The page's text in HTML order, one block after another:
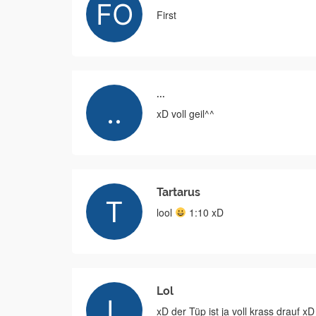
First
...
xD voll geil^^
Tartarus
lool 1:10 xD
Lol
xD der Tüp ist ja voll krass drauf xD